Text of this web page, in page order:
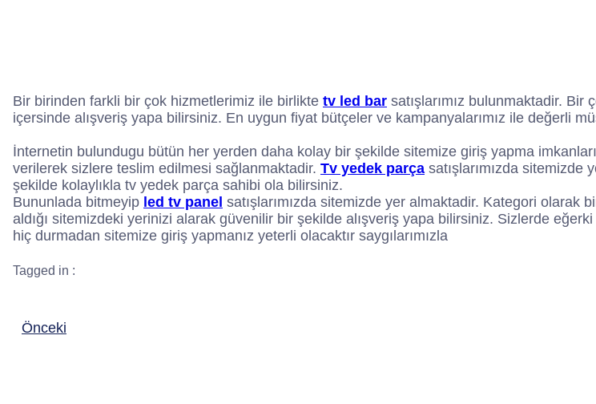
Bir birinden farkli bir çok hizmetlerimiz ile birlikte tv led bar satışlarımız bulunmaktadir.
içersinde alışveriş yapa bilirsiniz. En uygun fiyat bütçeler ve kampanyalarımız ile değerli
İnternetin bulundugu bütün her yerden daha kolay bir şekilde sitemize giriş yapma
verilerek sizlere teslim edilmesi sağlanmaktadir. Tv yedek parça satışlarımızda
şekilde kolaylıkla tv yedek parça sahibi ola bilirsiniz.
Bununlada bitmeyip led tv panel satışlarımızda sitemizde yer almaktadir. Kategori
aldığı sitemizdeki yerinizi alarak güvenilir bir şekilde alışveriş yapa bilirsiniz. Sizlerde
hiç durmadan sitemize giriş yapmanız yeterli olacaktır saygılarımızla
Tagged in :
Önceki